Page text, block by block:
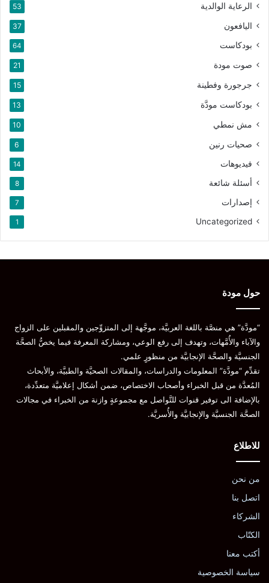
الرعاية الوالدية 53
اليافعون 37
بودكاست 64
صوت مودة 21
جرجورة وفطينة 15
بودكاست مودَّة 13
مش نمطي 10
صحيات رنين 6
فيديوهات 14
أسئلة شائعة 8
إصدارات 7
Uncategorized
1
حول مودة
“مودَّة” هي منصَّة باللغة العربيَّة، موجَّهة إلى المتزوِّجين والمقبلين على الزواج
والآباء والأُمَّهات، وتهدف إلى رفع الوعي، ومشاركة المعرفة فيما يخصُّ الصحَّة
الجنسيَّة والصحَّة الإنجابيَّة من منظورٍ علمي.
تقدِّم “مودَّة” المعلومات والدراسات، والمقالات الصحيَّة والطبيَّة، والأبحاث
المُعدَّة من قبل الخبراء وأصحاب الاختصاص، ضمن أشكال إعلاميَّة متعدِّدة،
بالإضافة الى توفير قنوات للتَّواصل مع مجموعةٍ وازنة من الخبراء في مجالات
الصحَّة الجنسيَّة والإنجابيَّة والأُسريَّة.
للاطلاع
من نحن
اتصل بنا
الشركاء
الكتّاب
أكتب معنا
سياسة الخصوصية